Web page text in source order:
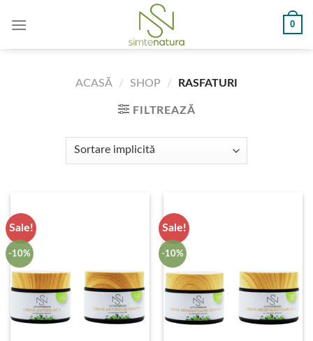
0
ACASĂ / SHOP / RASFATURI
FILTREAZĂ
Sale!
-10%
Sale!
-10%